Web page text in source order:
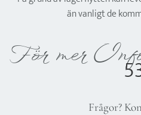
än vanligt de
För mer
Frågor?